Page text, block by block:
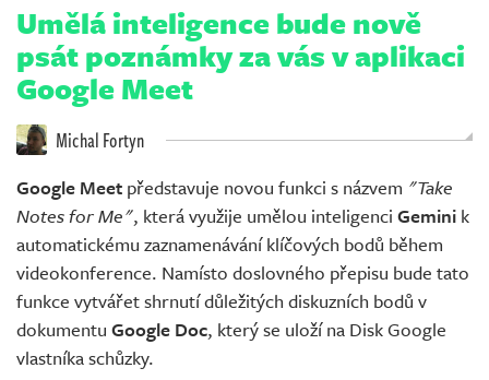
Umělá inteligence bude nově
psát poznámky za vás v aplikaci
Google Meet
Michal Fortyn
Google Meet představuje novou funkci s názvem "Take
Notes for Me", která využije umělou inteligenci Gemini k
automatickému zaznamenávání klíčových bodů během
videokonference. Namísto doslovného přepisu bude tato
funkce vytvářet shrnutí důležitých diskuzních bodů v
dokumentu Google Doc, který se uloží na Disk Google
vlastníka schůzky.